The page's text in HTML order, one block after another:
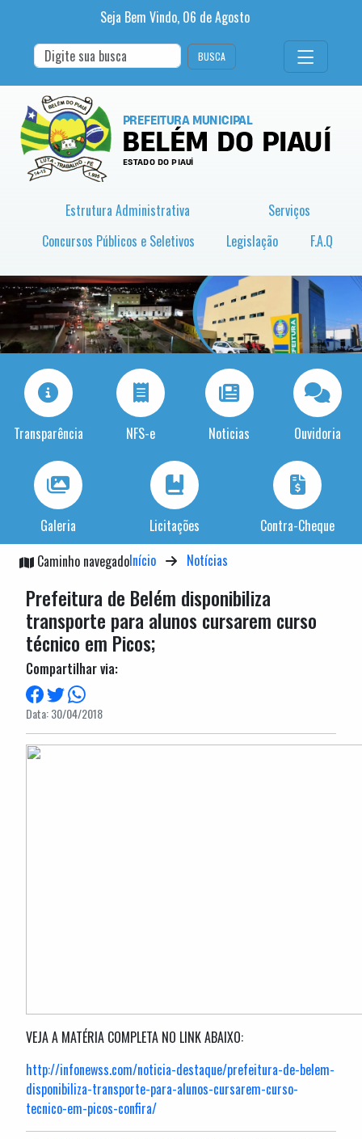
Seja Bem Vindo, 06 deAgosto
BUSCA
Estrutura Administrativa
Serviços
Concursos Públicos e Seletivos
Legislação F.A.Q
Transparência NFS-e Noticias Ouvidoria
Galeria Licitações
Contra-Cheque
Caminho navegadoInício Notícias
Prefeitura de Belém disponibiliza
transporte para alunos cursarem curso
técnico em Picos;
Compartilhar via:
Data: 30/04/2018
VEJA A MATÉRIA COMPLETA NO LINK ABAIXO:
http://infonewss.com/noticia-destaque/prefeitura-de-belem-
disponibiliza-transporte-para-alunos-cursarem-curso-
tecnico-em-picos-confira/